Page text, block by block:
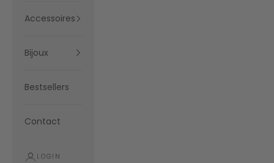
Accessoires
Bijoux
Bestsellers
Contact
LOGIN